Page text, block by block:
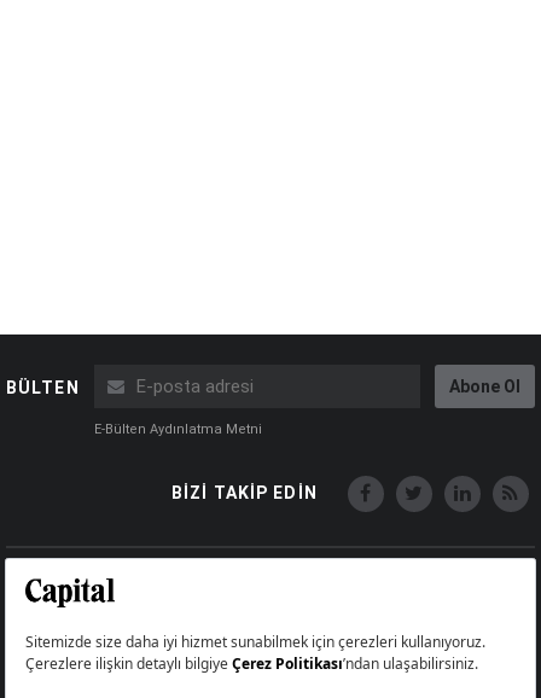
BÜLTEN Abone Ol
E-Bülten Aydınlatma Metni
BİZİ TAKİP EDİN
Big Medya Teknoloji A.Ş.
Üsküdar İstanbul Turkey